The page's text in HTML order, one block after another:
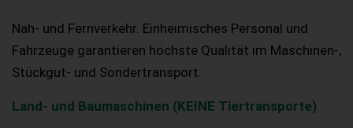
Nah- und Fernverkehr. Einheimisches Personal und
Fahrzeuge garantieren höchste Qualität im Maschinen-,
Stückgut- und Sondertransport.
Land- und Baumaschinen (KEINE Tiertransporte)